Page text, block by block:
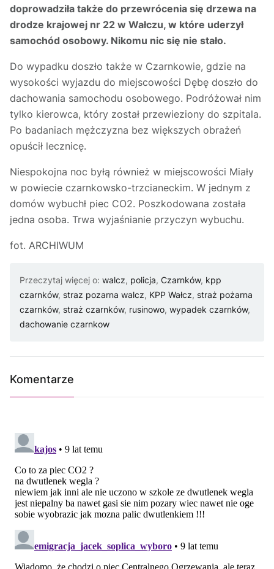
doprowadziła także do przewrócenia się drzewa na
drodze krajowej nr 22 w Wałczu, w które uderzył
samochód osobowy. Nikomu nic się nie stało.
Do wypadku doszło także w Czarnkowie, gdzie na
wysokości wyjazdu do miejscowości Dębę doszło do
dachowania samochodu osobowego. Podróżował nim
tylko kierowca, który został przewieziony do szpitala.
Po badaniach mężczyzna bez większych obrażeń
opuścił lecznicę.
Niespokojna noc byłą również w miejscowości Miały
w powiecie czarnkowsko-trzcianeckim. W jednym z
domów wybuchł piec CO2. Poszkodowana została
jedna osoba. Trwa wyjaśnianie przyczyn wybuchu.
fot. ARCHIWUM
Przeczytaj więcej o: walcz, policja, Czarnków, kpp
czarnków, straz pozarna walcz, KPP Wałcz, straż pożarna
czarnków, straż czarnków, rusinowo, wypadek czarnków,
dachowanie czarnkow
Komentarze